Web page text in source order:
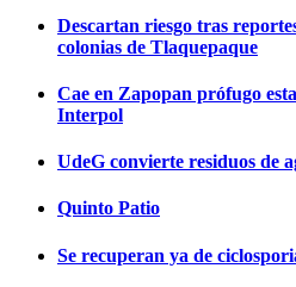
Descartan riesgo tras
colonias de Tlaquepaque
Cae en Zapopan prófugo
Interpol
UdeG convierte residuos de
Quinto Patio
Se recuperan ya de